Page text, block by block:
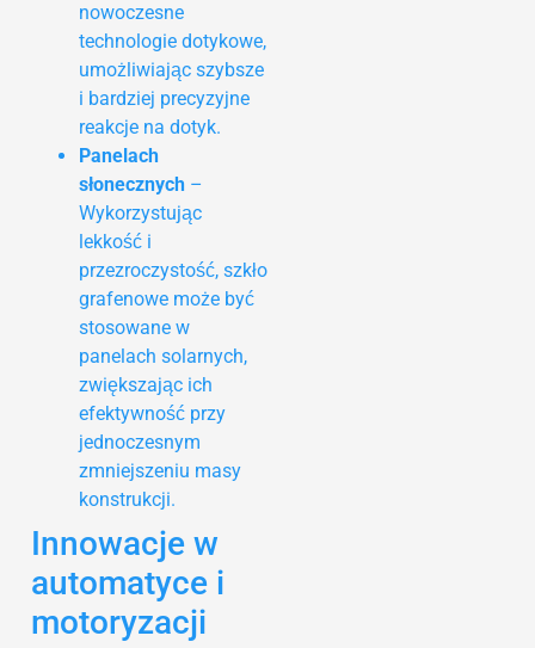
nowoczesne
technologie dotykowe,
umożliwiając szybsze
i bardziej precyzyjne
reakcje na dotyk.
Panelach
słonecznych –
Wykorzystując
lekkość i
przezroczystość, szkło
grafenowe może być
stosowane w
panelach solarnych,
zwiększając ich
efektywność przy
jednoczesnym
zmniejszeniu masy
konstrukcji.
Innowacje w
automatyce i
motoryzacji